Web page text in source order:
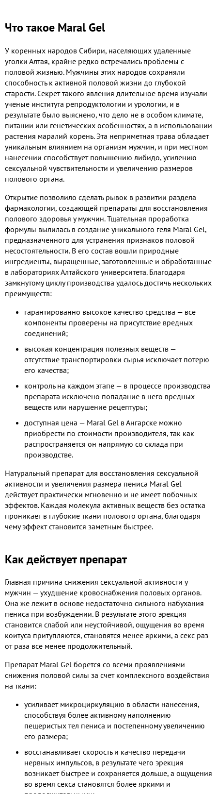
Что такое Maral Gel
У коренных народов Сибири, населяющих удаленные
уголки Алтая, крайне редко встречались проблемы с
половой жизнью. Мужчины этих народов сохраняли
способность к активной половой жизни до глубокой
старости. Секрет такого явления длительное время изучали
ученые института репродуктологии и урологии, и в
результате было выяснено, что дело не в особом климате,
питании или генетических особенностях, а в использовании
растения маралий корень. Эта неприметная трава обладает
уникальным влиянием на организм мужчин, и при местном
нанесении способствует повышению либидо, усилению
сексуальной чувствительности и увеличению размеров
полового органа.
Открытие позволило сделать рывок в развитии раздела
фармакологии, создающей препараты для восстановления
полового здоровья у мужчин. Тщательная проработка
формулы вылилась в создание уникального геля Maral Gel,
предназначенного для устранения признаков половой
несостоятельности. В его состав вошли природные
ингредиенты, выращенные, заготовленные и обработанные
в лабораториях Алтайского университета. Благодаря
замкнутому циклу производства удалось достичь нескольких
преимуществ:
гарантированно высокое качество средства — все
компоненты проверены на присутствие вредных
соединений;
высокая концентрация полезных веществ —
отсутствие транспортировки сырья исключает потерю
его качества;
контроль на каждом этапе — в процессе производства
препарата исключено попадание в него вредных
веществ или нарушение рецептуры;
доступная цена — Maral Gel в Ангарске можно
приобрести по стоимости производителя, так как
распространяется он напрямую со склада при
производстве.
Натуральный препарат для восстановления сексуальной
активности и увеличения размера пениса Maral Gel
действует практически мгновенно и не имеет побочных
эффектов. Каждая молекула активных веществ без остатка
проникает в глубокие ткани полового органа, благодаря
чему эффект становится заметным быстрее.
Как действует препарат
Главная причина снижения сексуальной активности у
мужчин — ухудшение кровоснабжения половых органов.
Она же лежит в основе недостаточно сильного набухания
пениса при возбуждении. В результате этого эрекция
становится слабой или неустойчивой, ощущения во время
коитуса притупляются, становятся менее яркими, а секс раз
от раза все менее продолжительный.
Препарат Maral Gel борется со всеми проявлениями
снижения половой силы за счет комплексного воздействия
на ткани:
усиливает микроциркуляцию в области нанесения,
способствуя более активному наполнению
пещеристых тел пениса и постепенному увеличению
его размера;
восстанавливает скорость и качество передачи
нервных импульсов, в результате чего эрекция
возникает быстрее и сохраняется дольше, а ощущения
во время секса становятся более яркими и